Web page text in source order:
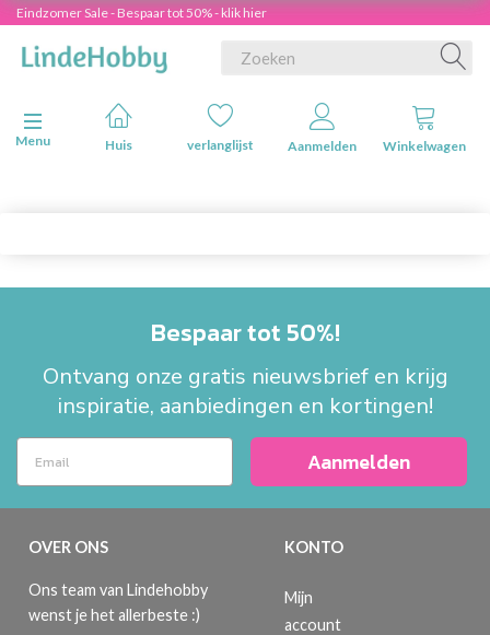
Eindzomer Sale - Bespaar tot 50% - klik hier
Navigatie in-/uitschakelen
Menu
Huis verlanglijst Aanmelden Winkelwagen
Bespaar tot 50%!
Ontvang onze gratis nieuwsbrief en krijg
inspiratie, aanbiedingen en kortingen!
Aanmelden
OVER ONS
Ons team van Lindehobby
wenst je het allerbeste :)
KONTO
Mijn
account